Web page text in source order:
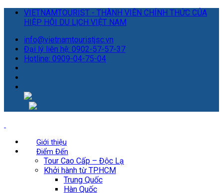
VIETNAMTOURIST - THÀNH VIÊN CHÍNH THỨC CỦA
HIỆP HỘI DU LỊCH VIỆT NAM
info@vietnamtouristjsc.vn
Đại lý liên hệ: 0902-57-57-37
Hotline: 0909-04-75-04
Giới thiệu
Điểm Đến
Tour Cao Cấp – Độc Lạ
Khởi hành từ TP.HCM
Trung Quốc
Hàn Quốc